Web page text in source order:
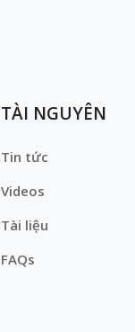
TÀI NGUYÊN
Tin tức
Videos
Tài liệu
FAQs